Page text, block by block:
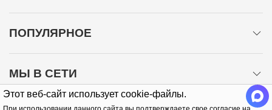
Этот веб-сайт использует cookie-файлы.
ПОПУЛЯРНОЕ
МЫ В СЕТИ